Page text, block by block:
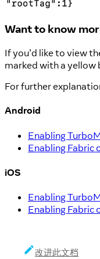
Want to know
If you'd like to view
marked with a yellow
For further
Android
Enabling
Enabling Fabric
iOS
Enabling
Enabling Fabric
改进此文档